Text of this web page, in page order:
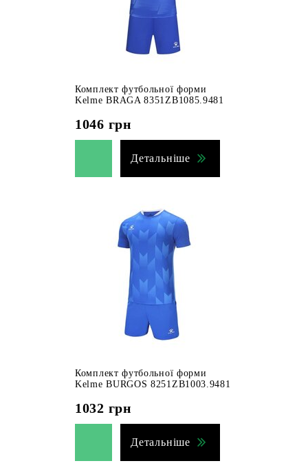
Комплект футбольної форми
Kelme BRAGA 8351ZB1085.9481
1046 грн
Детальніше
Комплект футбольної форми
Kelme BURGOS 8251ZB1003.9481
1032 грн
Детальніше